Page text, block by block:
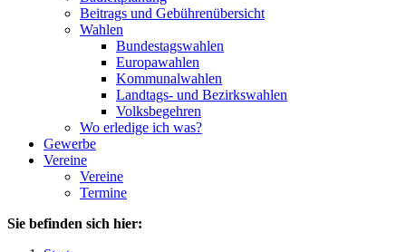
Beitrags und Gebührenübersicht
Wahlen
Bundestagswahlen
Europawahlen
Kommunalwahlen
Landtags- und Bezirkswahlen
Volksbegehren
Wo erledige ich was?
Gewerbe
Vereine
Vereine
Termine
Sie befinden sich hier: